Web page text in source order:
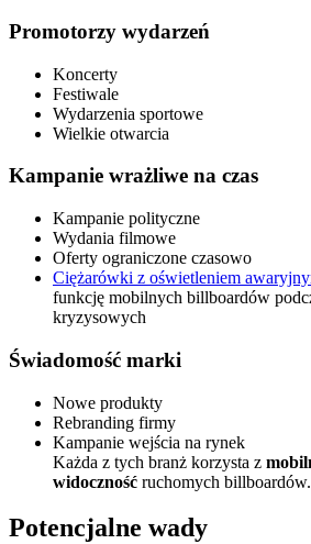
Promotorzy wydarzeń
Koncerty
Festiwale
Wydarzenia sportowe
Wielkie otwarcia
Kampanie wrażliwe na czas
Kampanie polityczne
Wydania filmowe
Oferty ograniczone czasowo
Ciężarówki z oświetleniem
funkcję mobilnych billboardów
kryzysowych
Świadomość marki
Nowe produkty
Rebranding firmy
Kampanie wejścia na rynek
Każda z tych branż korzysta z
widoczność ruchomych billboardów.
Potencjalne wady